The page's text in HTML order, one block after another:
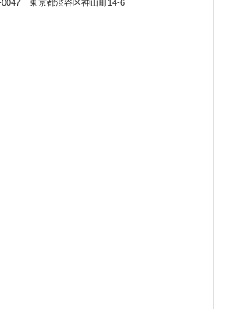
0047 東京都渋谷区神山町14-6